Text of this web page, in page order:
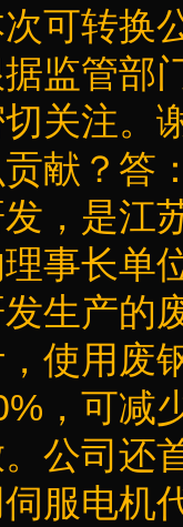
转换公
监管部
关注。
献？答
，是江
事长单
生产的
使用废
，可减
公司还
服电机